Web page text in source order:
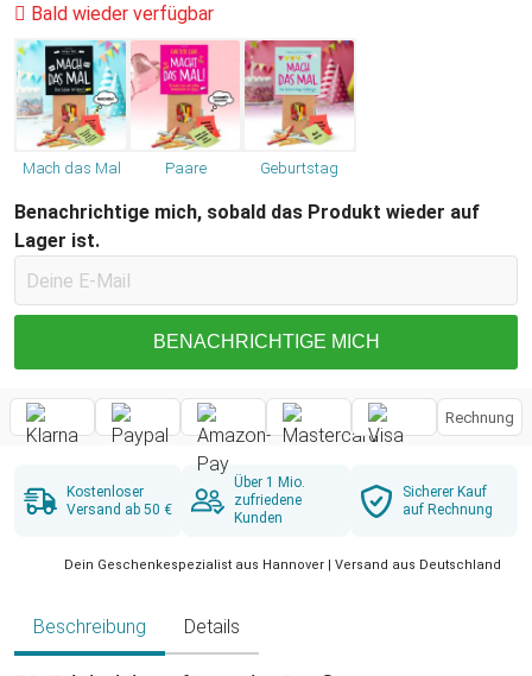
Bald wieder verfügbar
Mach das Mal Paare Geburtstag
Benachrichtige mich, sobald das Produkt wieder auf
Lager ist.
BENACHRICHTIGE MICH
Rechnung
Kostenloser
Versand ab 50 €
Über 1 Mio.
zufriedene
Kunden
Sicherer Kauf
auf Rechnung
Dein Geschenkespezialist aus Hannover | Versand aus Deutschland
Beschreibung Details